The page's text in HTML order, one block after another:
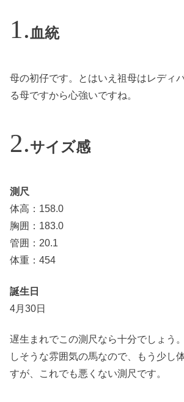
血統
母の初仔です。とはいえ祖母はレディ
る母ですから心強いですね。
サイズ感
測尺
体高：158.0
胸囲：183.0
管囲：20.1
体重：454
誕生日
4月30日
遅生まれでこの測尺なら十分でしょう
しそうな雰囲気の馬なので、もう少し
すが、これでも悪くない測尺です。